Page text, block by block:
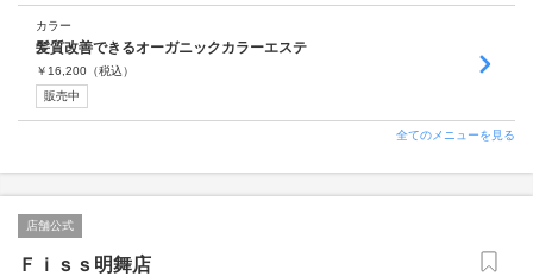
カラー
髪質改善できるオーガニックカラーエステ
￥ 16,200 （税込）
販売中
全てのメニューを見る
店舗公式
Ｆｉｓｓ明舞店